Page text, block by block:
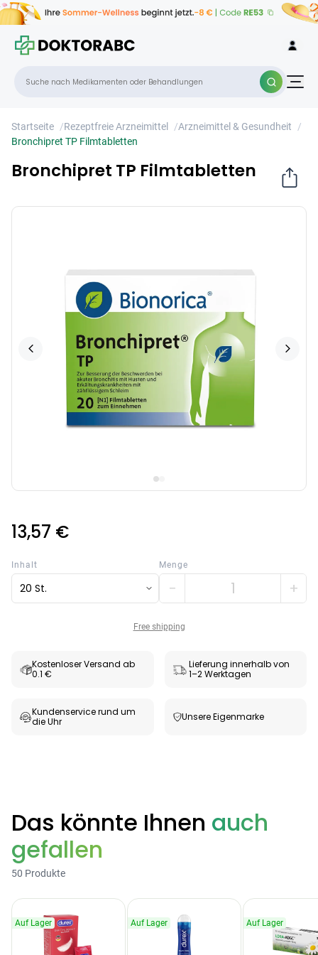
Categories
TestzentrumArzneimittel
Gesundheit
Hygiene &
Haushalt
Startseite /Rezeptfreie Arzneimittel /Arzneimittel & Gesundheit
/
Bronchipret TP Filmtabletten
Bronchipret TP Filmtabletten
13,57 €
Inhalt
20 St.
Menge
− +
Free shipping
Kostenloser Versand ab
0.1 €
Lieferung innerhalb von
1–2 Werktagen
Kundenservice rund um
die Uhr
Unsere Eigenmarke
×
Das könnte Ihnen auch
gefallen
50 Produkte
Auf Lager Auf Lager Auf Lager